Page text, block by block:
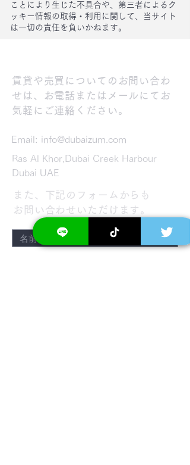
ことにより生じた不具合や、第三者によるク
ッキー情報の取得・利用に関して、当サイト
は一切の責任を負いかねます。
賃貸や売買についてのお問い合わ
せは、お電話またはメールにてお
気軽にご連絡ください。
Email: info@dubaizum.com
Ras Al Khor,Dubai Creek Harbour
Dubai UAE
また、下記のフォームからも
お問い合わせいただけます。